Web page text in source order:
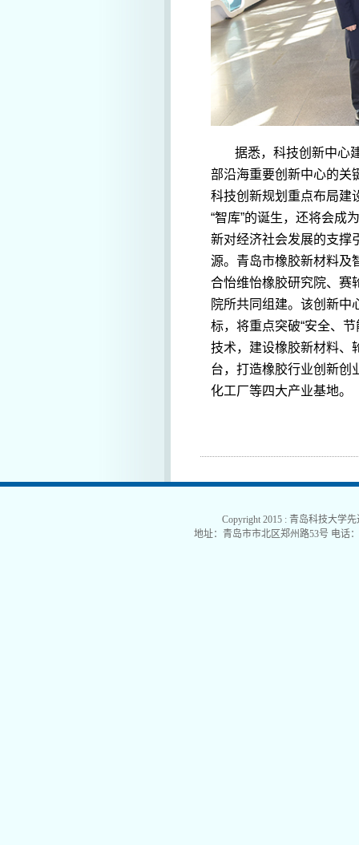
据悉，科技创新中心
部沿海重要创新中心的关
科技创新规划重点布局建
“智库”的诞生，还将会成
新对经济社会发展的支撑
源。青岛市橡胶新材料及
合怡维怡橡胶研究院、赛
院所共同组建。该创新中
标，将重点突破“安全、
技术，建设橡胶新材料、
台，打造橡胶行业创新创
化工厂等四大产业基地。
Copyright 2015 : 青岛科技大学
地址：青岛市市北区郑州路53号 电话：